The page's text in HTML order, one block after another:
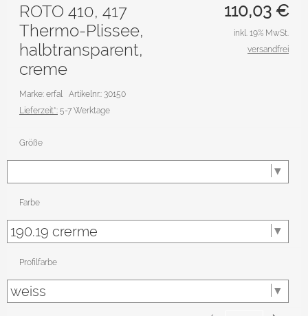
110,03 €
ROTO 410, 417
Thermo-Plissee,
halbtransparent,
creme
Marke: erfal Artikelnr.: 30150
Lieferzeit*: 5-7 Werktage
inkl. 19% MwSt.
versandfrei
Größe
Farbe
Profilfarbe